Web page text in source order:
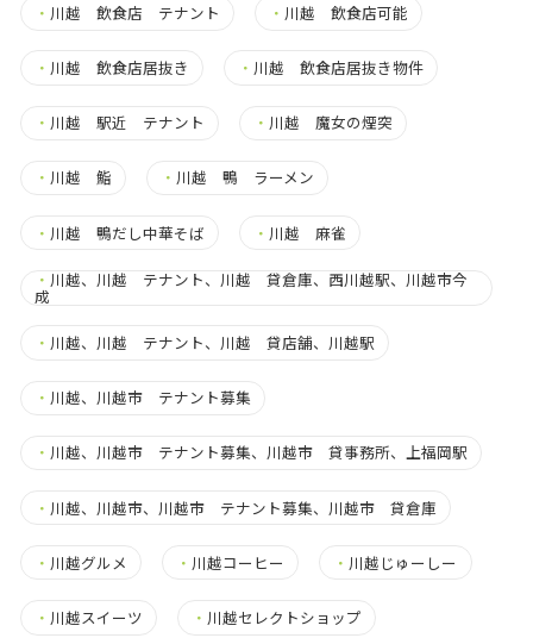
・ 川越 飲食店 テナント ・ 川越 飲食店可能
・ 川越 飲食店居抜き ・ 川越 飲食店居抜き物件
・ 川越 駅近 テナント ・ 川越 魔女の煙突
・ 川越 鮨 ・ 川越 鴨 ラーメン
・ 川越 鴨だし中華そば ・ 川越 麻雀
・ 川越、川越 テナント、川越 貸倉庫、西川越駅、川越市今
成
・ 川越、川越 テナント、川越 貸店舗、川越駅
・ 川越、川越市 テナント募集
・ 川越、川越市 テナント募集、川越市 貸事務所、上福岡駅
・ 川越、川越市、川越市 テナント募集、川越市 貸倉庫
・ 川越グルメ ・ 川越コーヒー ・ 川越じゅーしー
・ 川越スイーツ ・ 川越セレクトショップ